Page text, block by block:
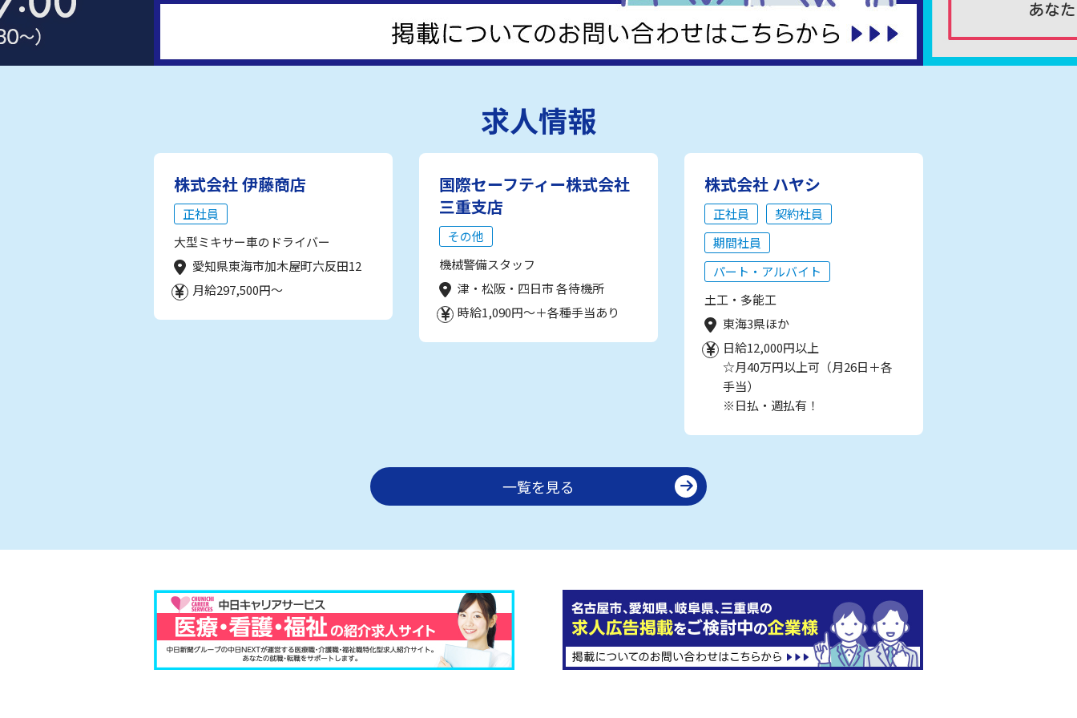
求人情報
株式会社 伊藤商店
正社員
大型ミキサー車のドライバー
愛知県東海市加木屋町六反田12
月給297,500円～
国際セーフティー株式会社
三重支店
その他
機械警備スタッフ
津・松阪・四日市 各待機所
時給1,090円～＋各種手当あり
株式会社 ハヤシ
正社員
契約社員
期間社員
パート・アルバイト
土工・多能工
東海3県ほか
日給12,000円以上
☆月40万円以上可（月26日＋各
手当）
※日払・週払有！
一覧を見る